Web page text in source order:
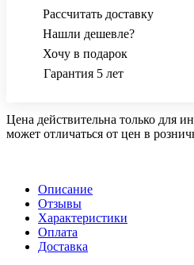
Рассчитать доставку
Нашли дешевле?
Хочу в подарок
Гарантия 5 лет
Цена действительна только для
может отличаться от цен в
Описание
Отзывы
Характеристики
Оплата
Доставка